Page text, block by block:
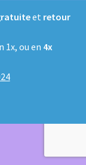
et retour
1x, ou en 4x